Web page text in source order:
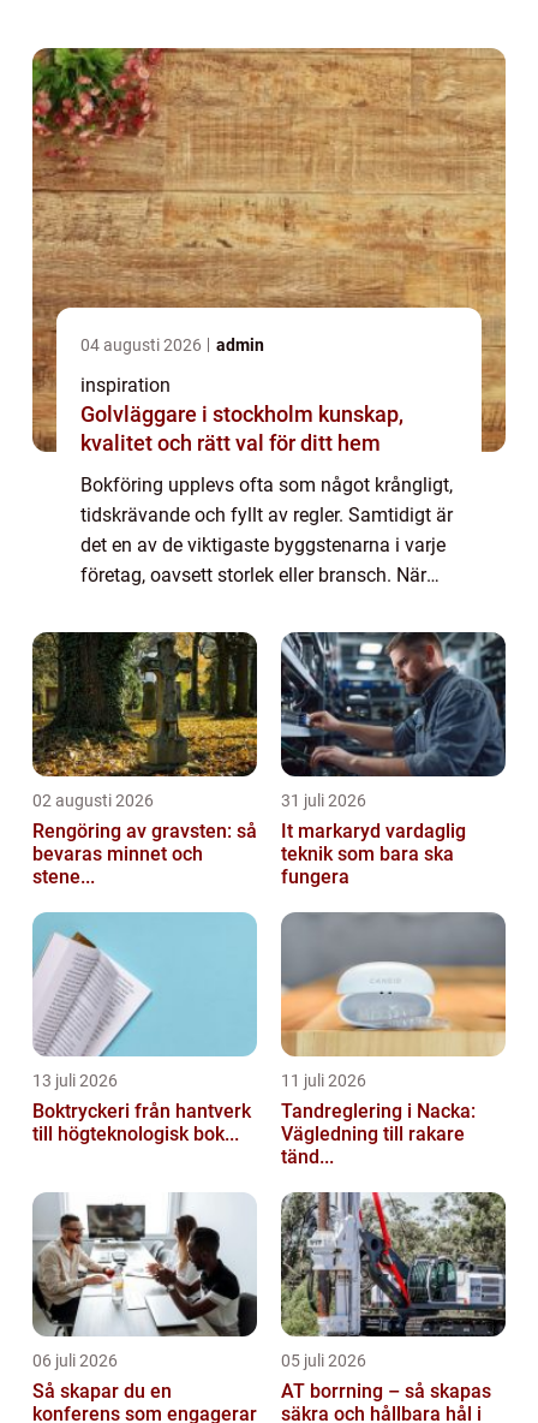
04 augusti 2026 admin
inspiration
Golvläggare i stockholm kunskap,
kvalitet och rätt val för ditt hem
Bokföring upplevs ofta som något krångligt,
tidskrävande och fyllt av regler. Samtidigt är
det en av de viktigaste byggstenarna i varje
företag, oavsett storlek eller bransch. När
02 augusti 2026
Rengöring av gravsten: så
bevaras minnet och
stene...
31 juli 2026
It markaryd vardaglig
teknik som bara ska
fungera
13 juli 2026
Boktryckeri från hantverk
till högteknologisk bok...
11 juli 2026
Tandreglering i Nacka:
Vägledning till rakare
tänd...
06 juli 2026
Så skapar du en
konferens som engagerar
05 juli 2026
AT borrning – så skapas
säkra och hållbara hål i